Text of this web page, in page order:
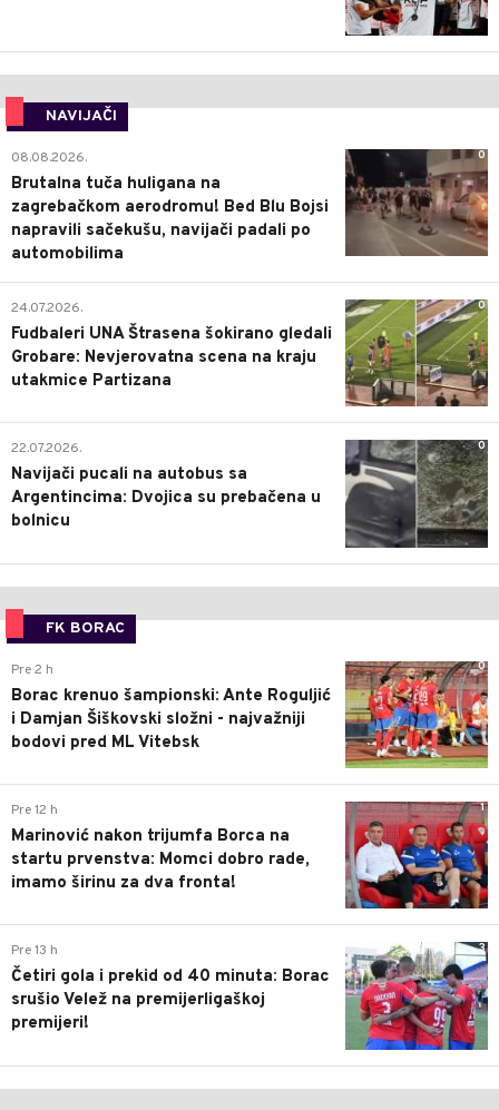
NAVIJAČI
0
08.08.2026.
Brutalna tuča huligana na
zagrebačkom aerodromu! Bed Blu Bojsi
napravili sačekušu, navijači padali po
automobilima
0
24.07.2026.
Fudbaleri UNA Štrasena šokirano gledali
Grobare: Nevjerovatna scena na kraju
utakmice Partizana
0
22.07.2026.
Navijači pucali na autobus sa
Argentincima: Dvojica su prebačena u
bolnicu
FK BORAC
0
Pre 2 h
Borac krenuo šampionski: Ante Roguljić
i Damjan Šiškovski složni - najvažniji
bodovi pred ML Vitebsk
1
Pre 12 h
Marinović nakon trijumfa Borca na
startu prvenstva: Momci dobro rade,
imamo širinu za dva fronta!
3
Pre 13 h
Četiri gola i prekid od 40 minuta: Borac
srušio Velež na premijerligaškoj
premijeri!